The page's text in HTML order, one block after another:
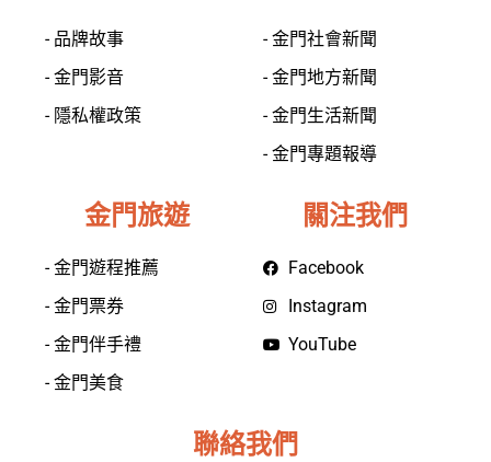
- 品牌故事
- 金門影音
- 隱私權政策
- 金門社會新聞
- 金門地方新聞
- 金門生活新聞
- 金門專題報導
金門旅遊
- 金門遊程推薦
- 金門票券
- 金門伴手禮
- 金門美食
關注我們
Facebook
Instagram
YouTube
聯絡我們